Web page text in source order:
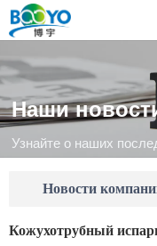
Наши
Узнайте о наших
Новости
Кожухотрубный